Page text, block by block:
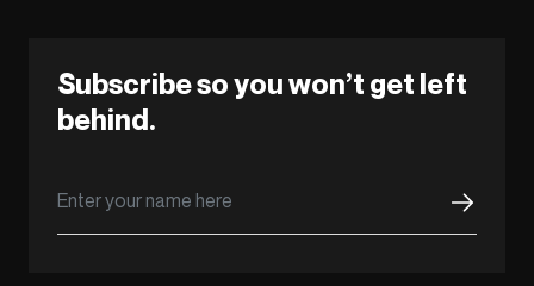
Subscribe so you won’t get left
behind.